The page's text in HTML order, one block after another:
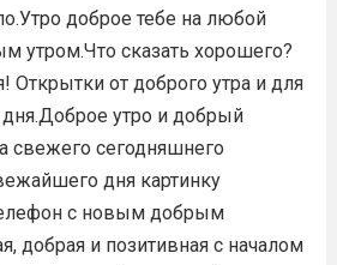
доброе тебе на любой
утром.Что сказать хорошего?
Открытки от доброго утра и для
утро и добрый
свежего сегодняшнего
дня картинку
с новым добрым
добрая и позитивная с началом